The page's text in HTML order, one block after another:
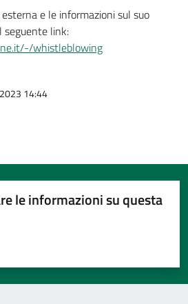
e le informazioni sul suo
seguente link:
whistleblowing
14:44
le informazioni su questa
stelle su 5
su 5
5